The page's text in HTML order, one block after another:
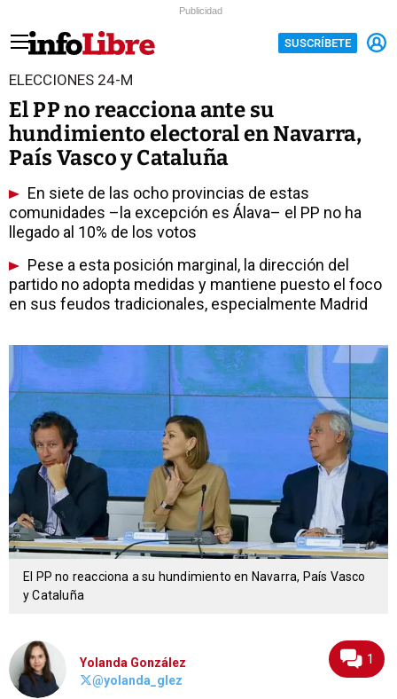
Publicidad
SUSCRÍBETE
ELECCIONES 24-M
El PP no reacciona ante su
hundimiento electoral en Navarra,
País Vasco y Cataluña
En siete de las ocho provincias de estas
comunidades –la excepción es Álava– el PP no ha
llegado al 10% de los votos
Pese a esta posición marginal, la dirección del
partido no adopta medidas y mantiene puesto el foco
en sus feudos tradicionales, especialmente Madrid
El PP no reacciona a su hundimiento en Navarra, País Vasco
y Cataluña
Yolanda González
@yolanda_glez
1